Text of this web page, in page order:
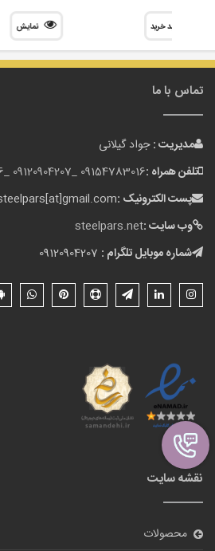
سبد خرید نمایش
تماس با ما
مدیریت :جواد گیلانی
تلفن همراه :09154783016 _
09120904207 _
پست الکترونیک :
وب سایت :steelpars.net
شماره موبایل تلگرام :
نقشه سایت
محصولات